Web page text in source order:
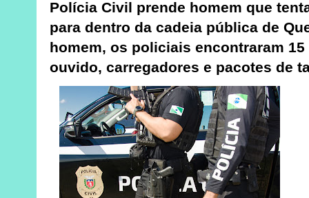
Polícia Civil prende homem que
para dentro da cadeia pública de
homem, os policiais encontraram
ouvido, carregadores e pacotes de